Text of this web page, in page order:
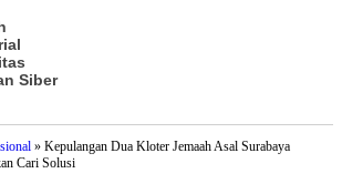
Siber
» Kepulangan Dua Kloter Jemaah Asal Surabaya
Cari Solusi